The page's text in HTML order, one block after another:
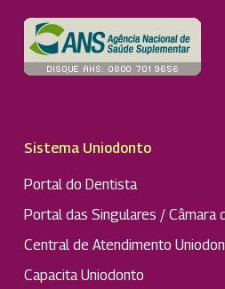
Sistema Uniodonto
Portal do Dentista
Portal das Singulares / Câmara
Central de Atendimento
Capacita Uniodonto